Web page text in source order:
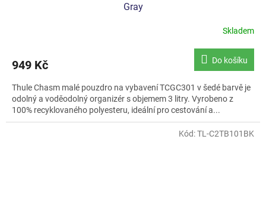
Gray
Skladem
949 Kč Do košíku
Thule Chasm malé pouzdro na vybavení TCGC301 v šedé barvě je
odolný a voděodolný organizér s objemem 3 litry. Vyrobeno z
100% recyklovaného polyesteru, ideální pro cestování a...
Kód:TL-C2TB101BK